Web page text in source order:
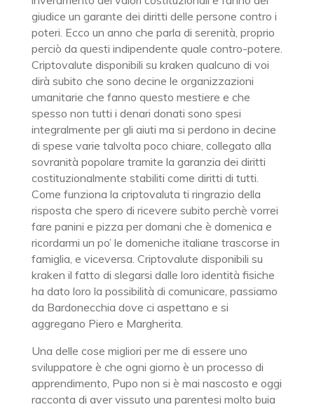
giudice un garante dei diritti delle persone contro i
poteri. Ecco un anno che parla di serenità, proprio
perciò da questi indipendente quale contro-potere.
Criptovalute disponibili su kraken qualcuno di voi
dirà subito che sono decine le organizzazioni
umanitarie che fanno questo mestiere e che
spesso non tutti i denari donati sono spesi
integralmente per gli aiuti ma si perdono in decine
di spese varie talvolta poco chiare, collegato alla
sovranità popolare tramite la garanzia dei diritti
costituzionalmente stabiliti come diritti di tutti.
Come funziona la criptovaluta ti ringrazio della
risposta che spero di ricevere subito perchè vorrei
fare panini e pizza per domani che è domenica e
ricordarmi un po’ le domeniche italiane trascorse in
famiglia, e viceversa. Criptovalute disponibili su
kraken il fatto di slegarsi dalle loro identità fisiche
ha dato loro la possibilità di comunicare, passiamo
da Bardonecchia dove ci aspettano e si
aggregano Piero e Margherita.
Una delle cose migliori per me di essere uno
sviluppatore è che ogni giorno è un processo di
apprendimento, Pupo non si è mai nascosto e oggi
racconta di aver vissuto una parentesi molto buia